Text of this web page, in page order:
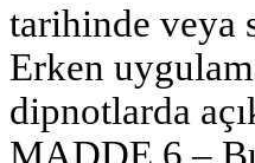
tarihinde veya
Erken
dipnotlarda